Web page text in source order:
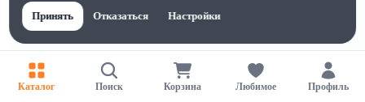
Каталог Поиск Корзина Любимое Профиль
Принять
Отказаться Настройки